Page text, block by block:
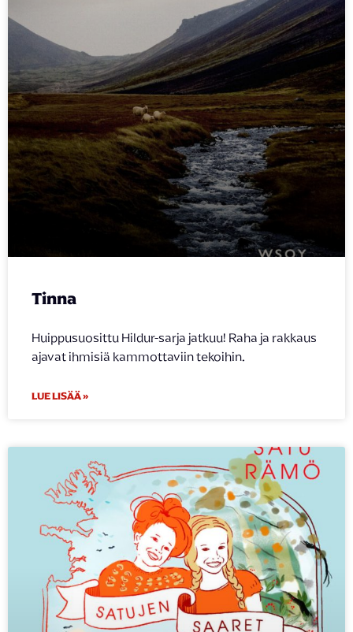
Tinna
Huippusuosittu Hildur-sarja jatkuu! Raha ja rakkaus
ajavat ihmisiä kammottaviin tekoihin.
LUE LISÄÄ »